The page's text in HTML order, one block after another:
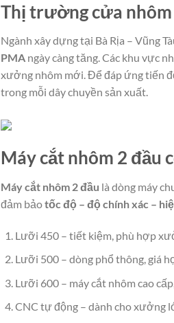
Thị trường cửa nhôm
Ngành xây dựng tại Bà Rịa – Vũng
PMA ngày càng tăng. Các khu vực
xưởng nhôm mới. Để đáp ứng tiến
trong mỗi dây chuyền sản xuất.
Máy cắt nhôm 2 đầu
Máy cắt nhôm 2 đầu là dòng máy
đảm bảotốc độ – độ chính xác –
Lưỡi 450 – tiết kiệm, phù hợp
Lưỡi 500 – dòng phổ thông, giá
Lưỡi 600 – máy cắt nhôm cao
CNC tự động – dành cho xưởng